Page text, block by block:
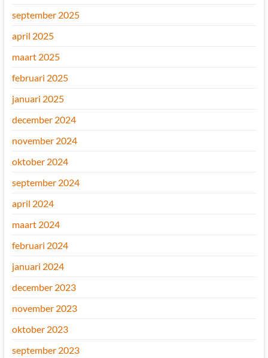
september 2025
april 2025
maart 2025
februari 2025
januari 2025
december 2024
november 2024
oktober 2024
september 2024
april 2024
maart 2024
februari 2024
januari 2024
december 2023
november 2023
oktober 2023
september 2023